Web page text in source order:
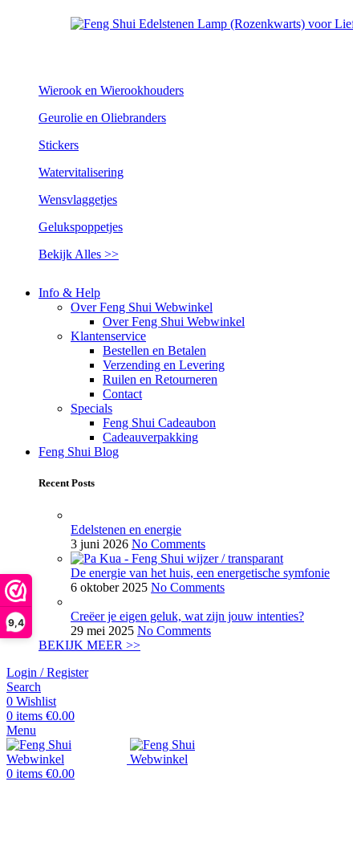
9,4
Wierook en Wierookhouders
Geurolie en Oliebranders
Stickers
Watervitalisering
Wensvlaggetjes
Gelukspoppetjes
Bekijk Alles >>
Info & Help
Over Feng Shui Webwinkel
Over Feng Shui Webwinkel
Klantenservice
Bestellen en Betalen
Verzending en Levering
Ruilen en Retourneren
Contact
Specials
Feng Shui Cadeaubon
Cadeauverpakking
Feng Shui Blog
Recent Posts
Edelstenen en energie
3 juni 2026 No Comments
De energie van het huis, een energetische symfonie
6 oktober 2025 No Comments
Creëer je eigen geluk, wat zijn jouw intenties?
29 mei 2025 No Comments
BEKIJK MEER >>
Login / Register
Search
0 Wishlist
0 items €0.00
Menu
0 items €0.00